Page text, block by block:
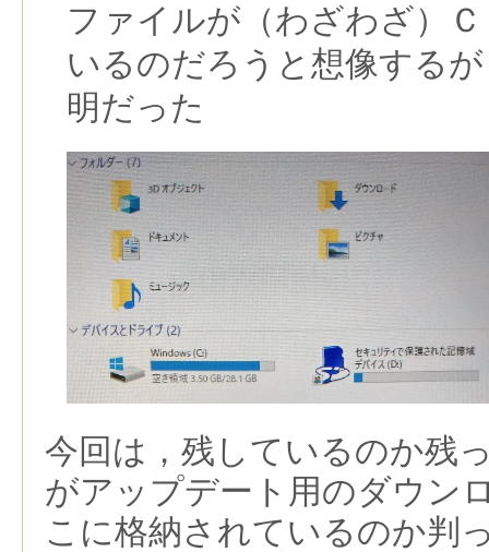
ファイルが（わざわざ）
いるのだろうと想像する
明だった
今回は，残しているのか残
がアップデート用のダウン
こに格納されているのか判